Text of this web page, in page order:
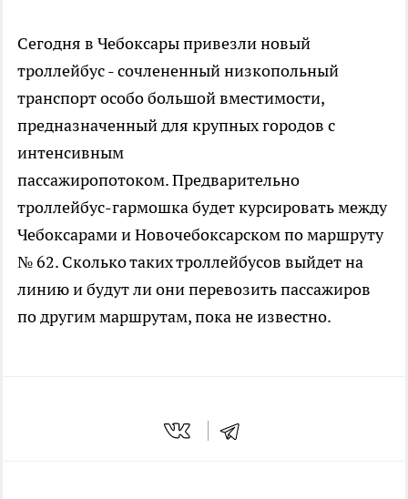
Сегодня в Чебоксары привезли новый
троллейбус - сочлененный низкопольный
транспорт особо большой вместимости,
предназначенный для крупных городов с
интенсивным
пассажиропотоком. Предварительно
троллейбус-гармошка будет курсировать между
Чебоксарами и Новочебоксарском по маршруту
№ 62. Сколько таких троллейбусов выйдет на
линию и будут ли они перевозить пассажиров
по другим маршрутам, пока не известно.